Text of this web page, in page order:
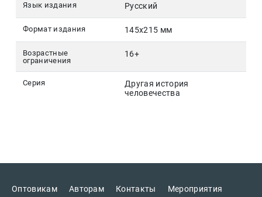
Язык издания Русский
Формат издания 145х215 мм
Возрастные
ограничения
16+
Серия
Другая история
человечества
Оптовикам Авторам Контакты Мероприятия